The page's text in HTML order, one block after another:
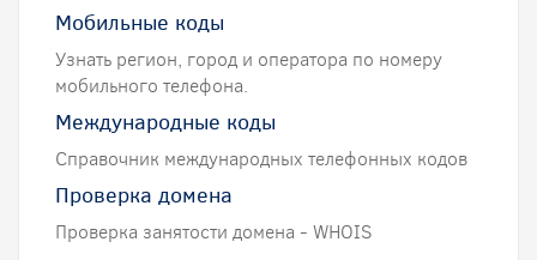
Мобильные коды
Узнать регион, город и оператора по номеру
мобильного телефона.
Международные коды
Справочник международных телефонных кодов
Проверка домена
Проверка занятости домена - WHOIS